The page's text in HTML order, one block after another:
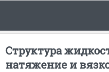
Структура
натяжение и